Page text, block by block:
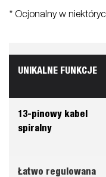
* Ocjonalny w
UNIKALNE FUNKCJE
13-pinowy kabel
spiralny
Łatwo regulowana